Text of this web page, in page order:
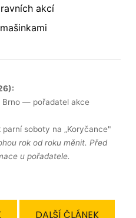
akcí
Brno — pořadatel akce
soboty na „Koryčance"
rok od roku měnit. Před
u pořadatele.
DALŠÍ ČLÁNEK